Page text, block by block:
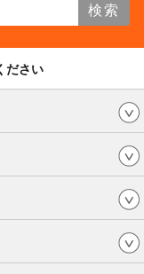
検索
ださい